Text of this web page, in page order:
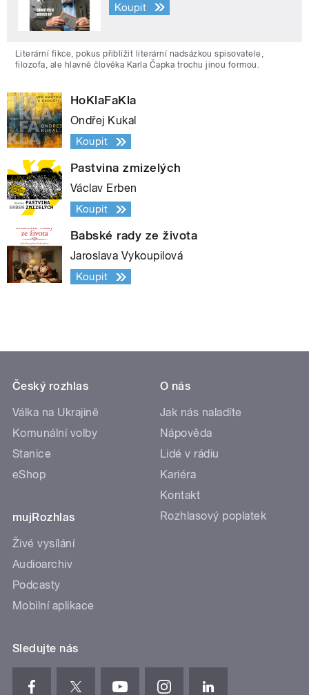
Koupit
Literární fikce, pokus přiblížit literární nadsázkou spisovatele,
filozofa, ale hlavně člověka Karla Čapka trochu jinou formou.
HoKlaFaKla
Ondřej Kukal
Koupit
Pastvina zmizelých
Václav Erben
Koupit
Babské rady ze života
Jaroslava Vykoupilová
Koupit
Český rozhlas
Válka na Ukrajině
Komunální volby
Stanice
eShop
mujRozhlas
Živé vysílání
Audioarchiv
Podcasty
Mobilní aplikace
O nás
Jak nás naladíte
Nápověda
Lidé v rádiu
Kariéra
Kontakt
Rozhlasový poplatek
Sledujte nás